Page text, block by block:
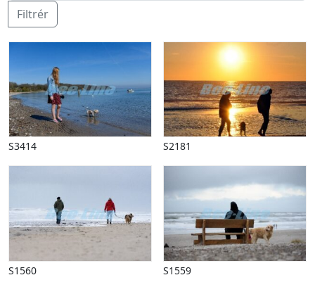
Fiskeri
Fly, luftfart
Folkeslag
Fritid, hobby
Frugt, grønt
Halloween
Håndværk
Haven
Kærlighed, bryllup
Kommunikation, nyhedsformidling
Landbrug
Lov, orden
Filtrér
S3414 S2181
S1560 S1559